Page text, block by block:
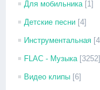
Для мобильника [1]
Детские песни [4]
Инструментальная
FLAC - Музыка [3252]
Видео клипы [6]